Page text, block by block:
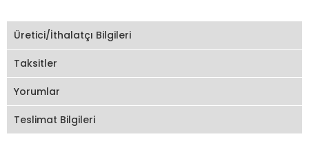
Üretici/İthalatçı Bilgileri
Taksitler
Yorumlar
Teslimat Bilgileri